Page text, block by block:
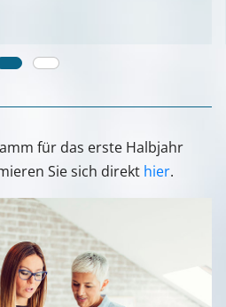
für das erste Halbjahr
Sie sich direkt hier.